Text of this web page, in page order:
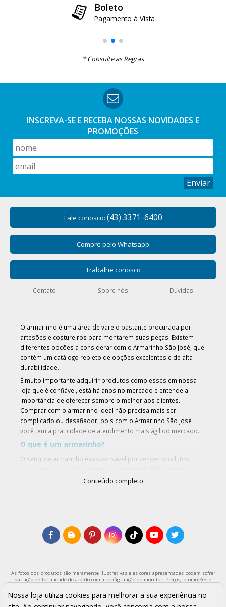
12x no Cartão de Credito
Pague até 3x sem juros e demais parcelas com 1,99% a.m.
Boleto
Pagamento à Vista
Pix
Pagamento à Vista
* Consulte as Regras
INSCREVA-SE E RECEBA NOSSAS NOVIDADES E
PROMOÇÕES
Enviar
Fale conosco: (43) 3371-6400
Compre pelo Whatsapp
Trabalhe conosco
Contato Sobre nós Dúvidas
O armarinho é uma área de varejo bastante procurada por
artesões e costureiros para montarem suas peças. Existem
diferentes opções a considerar com o Armarinho São José, que
contém um catálogo repleto de opções excelentes e de alta
durabilidade.
É muito importante adquirir produtos como esses em nossa
loja que é confiável, está há anos no mercado e entende a
importância de oferecer sempre o melhor aos clientes.
Comprar com o armarinho ideal não precisa mais ser
complicado ou desafiador, pois com o Armarinho São José
você tem a praticidade de atendimento mais ágil do mercado.
O que é um armarinho?
O setor de armarinho é responsável por vender produtos
produtos, podemos mencionar os principais como broche de
exclusivo. Encontre exatamente o que precisa conosco e dê
início aos seus projetos com nossos materiais de qualidade
A palavra “armarinho” se refere a armários, gavetas ou estantes
que servem para guardar pequenos materiais artesanais, de
corte e costura. Podem incluir os strass, termocolantes,
Conteúdo completo
As fotos dos produtos são meramente ilustrativas e as cores apresentadas podem sofrer
variação de tonalidade de acordo com a configuração do monitor. Preços, promoções e
enquanto durar o estoque. Os preços apresentados são válidos para pagamentos a vista
e podem sofrer alterações sem aviso prévio. Vendas sujeitas a análise e confirmação de
dados.
Nossa loja utiliza cookies para melhorar a sua experiência no